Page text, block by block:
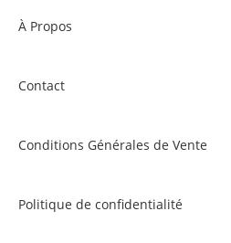
À Propos
Contact
Conditions Générales de Vente
Politique de confidentialité